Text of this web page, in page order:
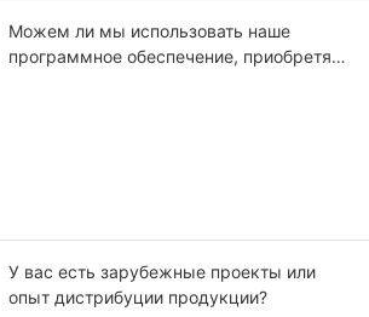
Можем ли мы использовать наше
программное обеспечение, приобретя
У вас есть зарубежные проекты или
опыт дистрибуции продукции?